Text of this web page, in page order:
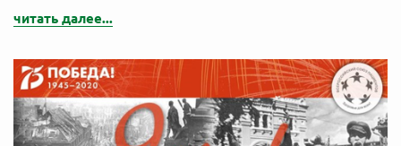
читать далее...